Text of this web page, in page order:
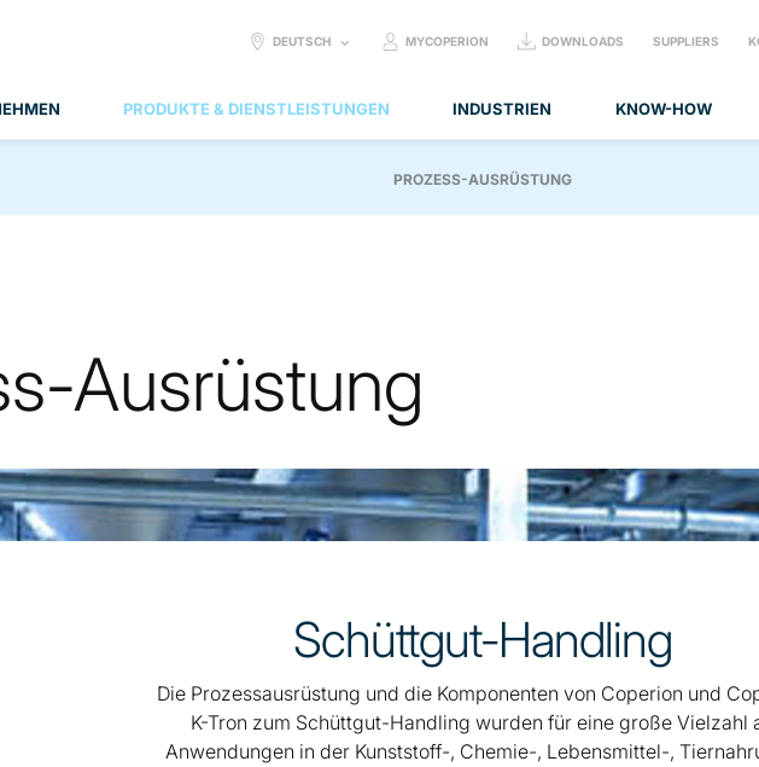
PRODUKTE & DIENSTLEISTUNGEN INDUSTRIEN KNOW-HOW
SELECT
DEUTSCH MYCOPERION DOWNLOADS SUPPLIERS
PROZESS-AUSRÜSTUNG
Ausrüstung
Schüttgut-Handling
Die Prozessausrüstung und die Komponenten von Coperion und
K-Tron zum Schüttgut-Handling wurden für eine große Vielzahl
Anwendungen in der Kunststoff-, Chemie-, Lebensmittel-,